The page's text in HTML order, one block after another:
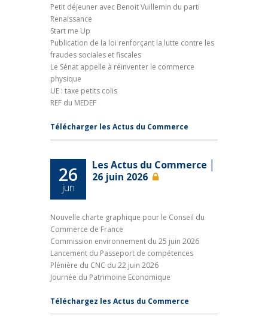
Petit déjeuner avec Benoit Vuillemin du parti
Renaissance
Start me Up
Publication de la loi renforçant la lutte contre les
fraudes sociales et fiscales
Le Sénat appelle à réinventer le commerce
physique
UE : taxe petits colis
REF du MEDEF
Télécharger les Actus du Commerce
26
jun
Les Actus du Commerce │
26 juin 2026
Nouvelle charte graphique pour le Conseil du
Commerce de France
Commission environnement du 25 juin 2026
Lancement du Passeport de compétences
Plénière du CNC du 22 juin 2026
Journée du Patrimoine Economique
Téléchargez les Actus du Commerce